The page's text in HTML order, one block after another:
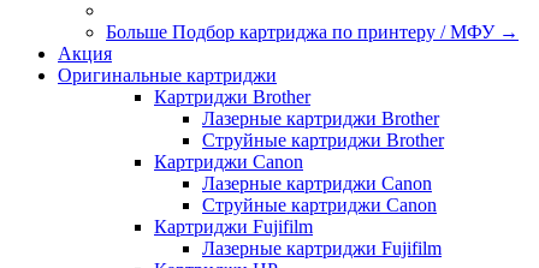
Больше Подбор картриджа по принтеру / МФУ →
Акция
Оригинальные картриджи
Картриджи Brother
Лазерные картриджи Brother
Струйные картриджи Brother
Картриджи Canon
Лазерные картриджи Canon
Струйные картриджи Canon
Картриджи Fujifilm
Лазерные картриджи Fujifilm